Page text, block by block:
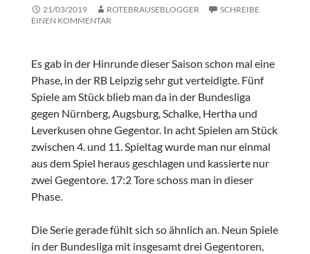
21/03/2019 ROTEBRAUSEBLOGGER
SCHREIBE
EINEN KOMMENTAR
Es gab in der Hinrunde dieser Saison schon mal eine
Phase, in der RB Leipzig sehr gut verteidigte. Fünf
Spiele am Stück blieb man da in der Bundesliga
gegen Nürnberg, Augsburg, Schalke, Hertha und
Leverkusen ohne Gegentor. In acht Spielen am Stück
zwischen 4. und 11. Spieltag wurde man nur einmal
aus dem Spiel heraus geschlagen und kassierte nur
zwei Gegentore. 17:2 Tore schoss man in dieser
Phase.
Die Serie gerade fühlt sich so ähnlich an. Neun Spiele
in der Bundesliga mit insgesamt drei Gegentoren,